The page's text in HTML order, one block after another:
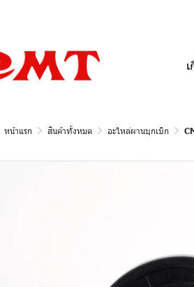
หน้าแรก สินค้าทั้งหมด อะไหล่ผานบุกเบิก